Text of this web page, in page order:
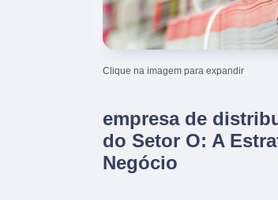
Clique na imagem para expandir
empresa de
do Setor O: A
Negócio